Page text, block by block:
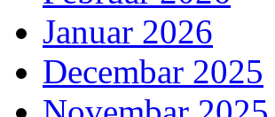
Januar 2026
Decembar 2025